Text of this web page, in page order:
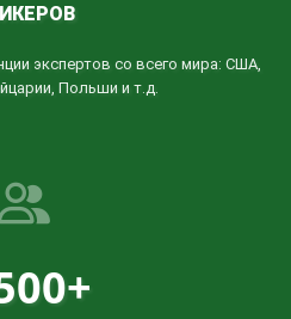
экспертов со всего мира: США,
Польши и т.д.